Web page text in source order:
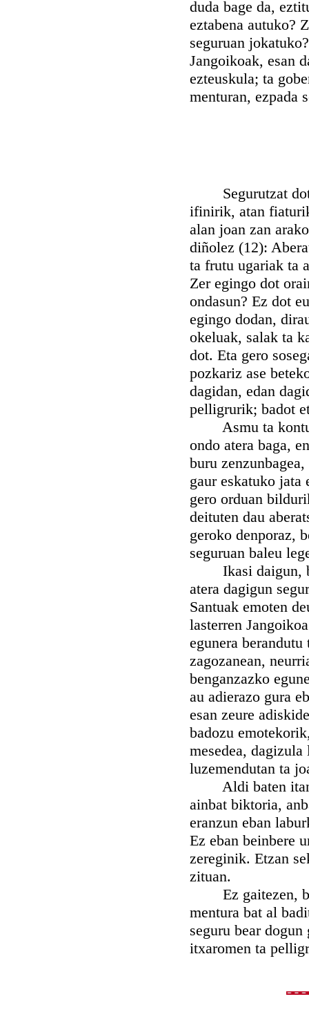
duda bage da,
eztabena autuko?
seguruan
Jangoikoak, esan
ezteuskula; ta
menturan, ezpada
Segurutzat dot
ifinirik, atan
alan joan zan
diñolez (12):
ta frutu ugariak ta
Zer egingo dot
ondasun? Ez dot
egingo dodan,
okeluak, salak ta
dot. Eta gero
pozkariz ase
dagidan, edan
pelligrurik; badot
Asmu ta kontu
ondo atera baga,
buru
gaur eskatuko jata
gero orduan
deituten dau
geroko denporaz,
seguruan baleu
Ikasi daigun,
atera dagigun
Santuak emoten
lasterren
egunera
zagozanean,
benganzazko
au adierazo gura
esan zeure
badozu
mesedea,
luzemendutan ta
Aldi baten
ainbat biktoria,
eranzun eban
Ez eban beinbere
zereginik. Etzan
zituan.
Ez gaitezen,
mentura bat al
seguru bear
itxaromen ta